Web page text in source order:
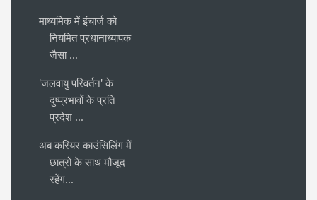
माध्यमिक में इंचार्ज को
नियमित प्रधानाध्यापक
जैसा ...
'जलवायु परिवर्तन' के
दुष्प्रभावों के प्रति
प्रदेश ...
अब करियर काउंसिलिंग में
छात्रों के साथ मौजूद
रहेंग...